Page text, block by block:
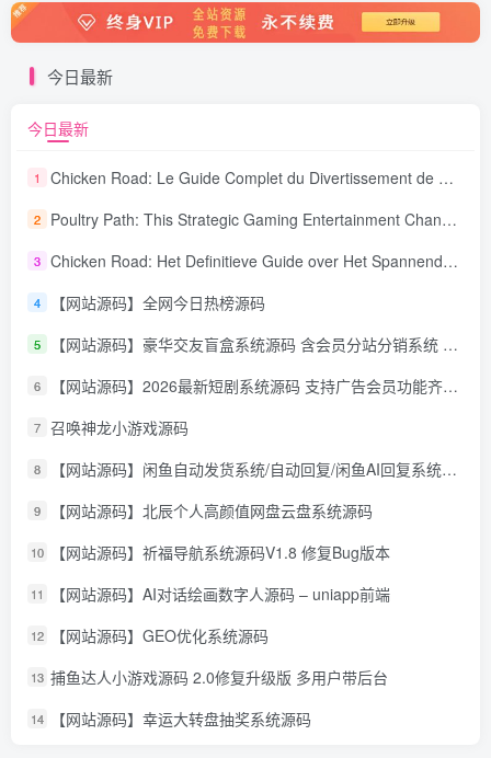
今日最新
今日最新
1 Chicken Road: Le Guide Complet du Divertissement de Maison de Jeu Stratégique
2 Poultry Path: This Strategic Gaming Entertainment Changing Sequence Forecasting
3 Chicken Road: Het Definitieve Guide over Het Spannende Gokspel
4 【网站源码】全网今日热榜源码
5 【网站源码】豪华交友盲盒系统源码 含会员分站分销系统 可易支付
6 【网站源码】2026最新短剧系统源码 支持广告会员功能齐全短剧源码
7 召唤神龙小游戏源码
8 【网站源码】闲鱼自动发货系统/自动回复/闲鱼AI回复系统源码
9 【网站源码】北辰个人高颜值网盘云盘系统源码
10 【网站源码】祈福导航系统源码V1.8 修复Bug版本
11 【网站源码】AI对话绘画数字人源码 – uniapp前端
12 【网站源码】GEO优化系统源码
13 捕鱼达人小游戏源码 2.0修复升级版 多用户带后台
14 【网站源码】幸运大转盘抽奖系统源码